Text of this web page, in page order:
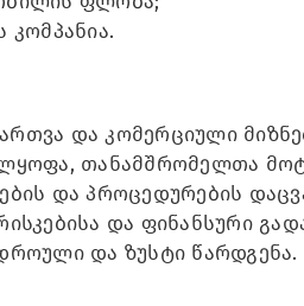
კომპანია.
და კომერციული
თანამშრომელთა
და პროცედურების
და ფინანსური
და ზუსტი წარდგენა.